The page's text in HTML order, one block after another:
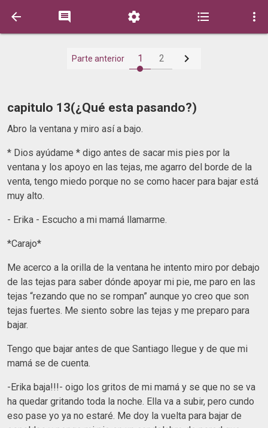
    
Parte anterior 1 2 
capitulo 13(¿Qué esta pasando?)
Abro la ventana y miro así a bajo.
* Dios ayúdame * digo antes de sacar mis pies por la
ventana y los apoyo en las tejas, me agarro del borde de la
venta, tengo miedo porque no se como hacer para bajar está
muy alto.
- Erika - Escucho a mi mamá llamarme.
*Carajo*
Me acerco a la orilla de la ventana he intento miro por debajo
de las tejas para saber dónde apoyar mi pie, me paro en las
tejas “rezando que no se rompan” aunque yo creo que son
tejas fuertes. Me siento sobre las tejas y me preparo para
bajar.
Tengo que bajar antes de que Santiago llegue y de que mi
mamá se de cuenta.
-Erika baja!!!- oigo los gritos de mi mamá y se que no se va
ha quedar gritando toda la noche. Ella va a subir, pero cundo
eso pase yo ya no estaré. Me doy la vuelta para bajar de